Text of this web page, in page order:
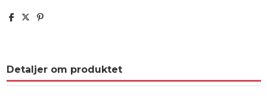
Detaljer om produktet